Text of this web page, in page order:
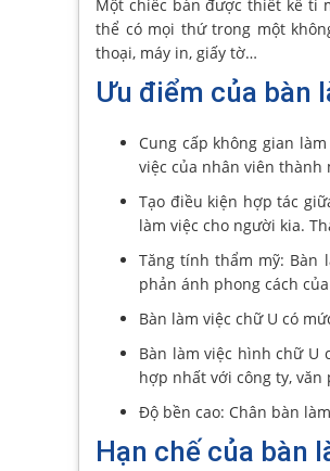
Một chiếc bàn được thiết kế tỉ
thể có mọi thứ trong một
thoại, máy in, giấy tờ…
Ưu điểm của bàn
Cung cấp không gian
việc của nhân viên thành
Tạo điều kiện hợp tác
làm việc cho người kia.
Tăng tính thẩm mỹ: Bàn
phản ánh phong cách
Bàn làm việc chữ U có
Bàn làm việc hình chữ U
hợp nhất với công ty, văn
Độ bền cao: Chân bàn
Hạn chế của bàn